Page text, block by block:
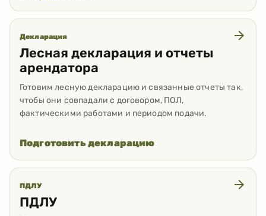
Декларация
Лесная декларация и отчеты
арендатора
Готовим лесную декларацию и связанные отчеты так,
чтобы они совпадали с договором, ПОЛ,
фактическими работами и периодом подачи.
Подготовить декларацию
ПДЛУ
ПДЛУ